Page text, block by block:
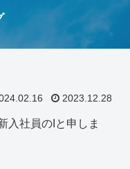
2023.12.28
入社員のIと申しま